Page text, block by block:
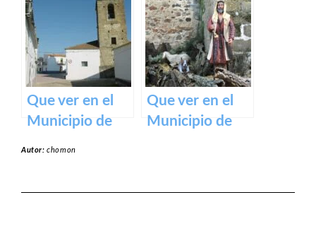
de Cáceres:
turismo cultural
en tu próxima
visita
Dulce de
Orellana – Tu
destino de
ensueño en
España
Que ver en el
Municipio de
Que ver en el
Municipio de
Autor:chomon